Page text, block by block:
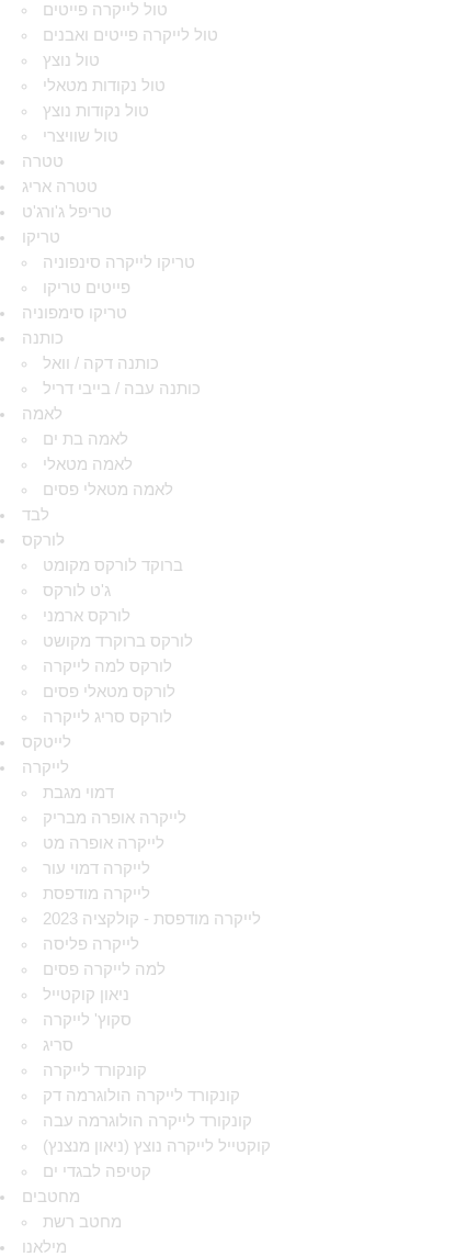
טול לייקרה פייטים
טול לייקרה פייטים ואבנים
טול נוצץ
טול נקודות מטאלי
טול נקודות נוצץ
טול שוויצרי
טטרה
טטרה אריג
טריפל ג'ורג'ט
טריקו
טריקו לייקרה סינפוניה
פייטים טריקו
טריקו סימפוניה
כותנה
כותנה דקה / וואל
כותנה עבה / בייבי דריל
לאמה
לאמה בת ים
לאמה מטאלי
לאמה מטאלי פסים
לבד
לורקס
ברוקד לורקס מקומט
ג'ט לורקס
לורקס ארמני
לורקס ברוקרד מקושט
לורקס למה לייקרה
לורקס מטאלי פסים
לורקס סריג לייקרה
לייטקס
לייקרה
דמוי מגבת
לייקרה אופרה מבריק
לייקרה אופרה מט
לייקרה דמוי עור
לייקרה מודפסת
לייקרה מודפסת - קולקציה 2023
לייקרה פליסה
למה לייקרה פסים
ניאון קוקטייל
סקוץ' לייקרה
סריג
קונקורד לייקרה
קונקורד לייקרה הולוגרמה דק
קונקורד לייקרה הולוגרמה עבה
קוקטייל לייקרה נוצץ (ניאון מנצנץ)
קטיפה לבגדי ים
מחטבים
מחטב רשת
מילאנו